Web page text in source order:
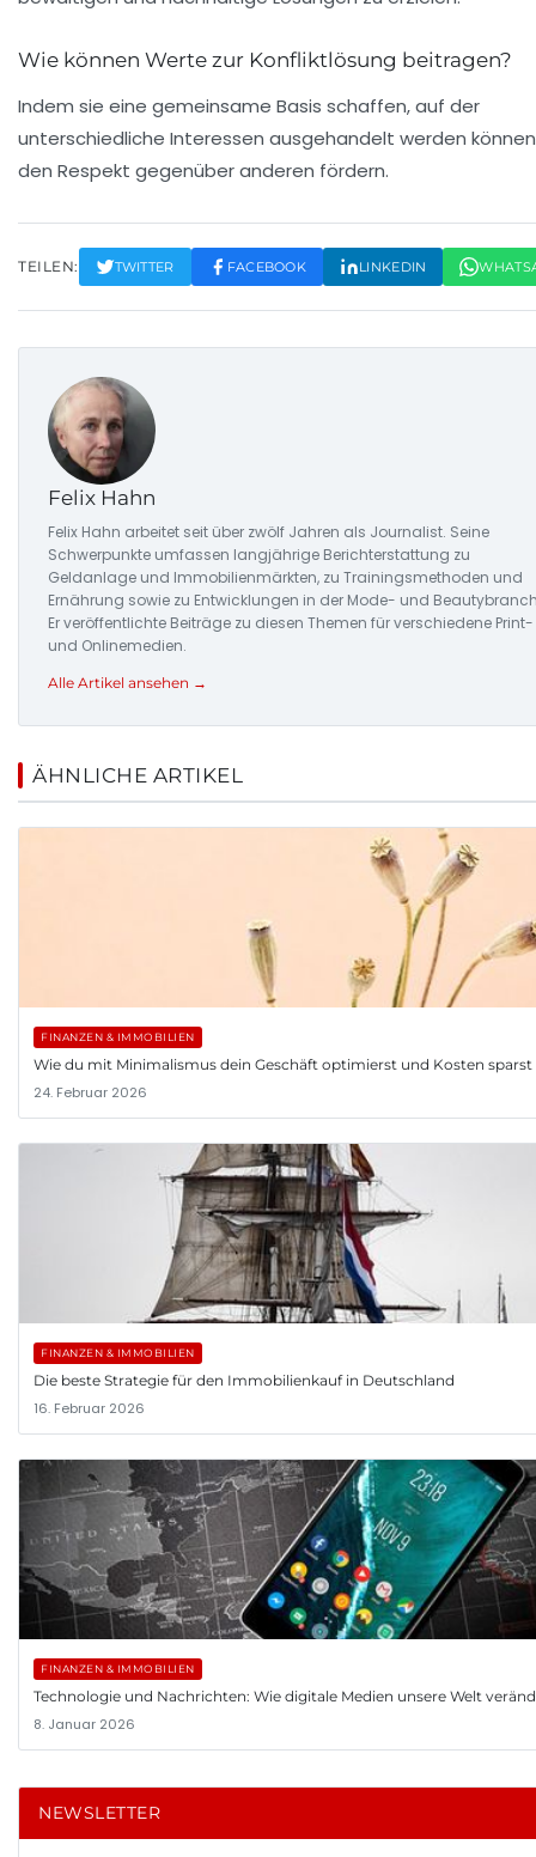
Wie können Werte zur Konfliktlösung beitragen?
Indem sie eine gemeinsame Basis schaffen, auf der
unterschiedliche Interessen ausgehandelt werden
den Respekt gegenüber anderen fördern.
TEILEN: TWITTER FACEBOOK LINKEDIN
Felix Hahn
Felix Hahn arbeitet seit über zwölf Jahren als Journalist. Seine
Schwerpunkte umfassen langjährige Berichterstattung zu
Geldanlage und Immobilienmärkten, zu Trainingsmethoden und
Ernährung sowie zu Entwicklungen in der Mode- und
Er veröffentlichte Beiträge zu diesen Themen für verschiedene Print-
und Onlinemedien.
Alle Artikel ansehen →
ÄHNLICHE ARTIKEL
FINANZEN & IMMOBILIEN
Wie du mit Minimalismus dein Geschäft optimierst und Kosten sparst
24. Februar 2026
FINANZEN & IMMOBILIEN
Die beste Strategie für den Immobilienkauf in Deutschland
16. Februar 2026
FINANZEN & IMMOBILIEN
Technologie und Nachrichten: Wie digitale Medien unsere Welt
8. Januar 2026
NEWSLETTER